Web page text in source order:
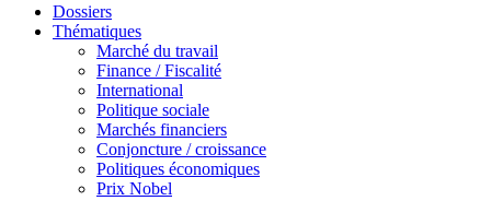
Dossiers
Thématiques
Marché du travail
Finance / Fiscalité
International
Politique sociale
Marchés financiers
Conjoncture / croissance
Politiques économiques
Prix Nobel